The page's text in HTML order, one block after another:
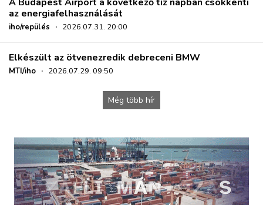
az energiafelhasználását
iho/repülés · 2026.07.31. 20:00
Elkészült az ötvenezredik debreceni BMW
MTI/iho · 2026.07.29. 09:50
Még több hír